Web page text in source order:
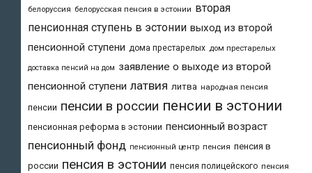
белоруссия белорусская пенсия в эстонии вторая
пенсионная ступень в эстонии выход из второй
пенсионной ступени дома престарелых дом престарелых
доставка пенсий на дом заявление о выходе из второй
пенсионной ступени латвия литва народная пенсия
пенсии пенсии в россии пенсии в эстонии
пенсионная реформа в эстонии пенсионный возраст
пенсионный фонд пенсионный центр пенсия пенсия в
россии пенсия в эстонии пенсия полицейского пенсия